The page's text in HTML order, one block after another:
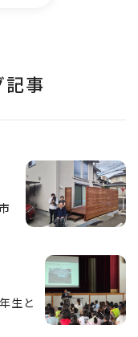
記事
生と